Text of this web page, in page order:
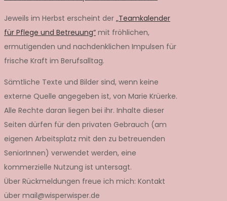
Jeweils im Herbst erscheint der „Teamkalender
für Pflege und Betreuung“ mit fröhlichen,
ermutigenden und nachdenklichen Impulsen für
frische Kraft im Berufsalltag.
Sämtliche Texte und Bilder sind, wenn keine
externe Quelle angegeben ist, von Marie Krüerke.
Alle Rechte daran liegen bei ihr. Inhalte dieser
Seiten dürfen für den privaten Gebrauch (am
eigenen Arbeitsplatz mit den zu betreuenden
SeniorInnen) verwendet werden, eine
kommerzielle Nutzung ist untersagt.
Über Rückmeldungen freue ich mich: Kontakt
über mail@wisperwisper.de